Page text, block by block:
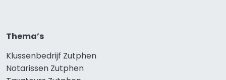
Thema’s
Klussenbedrijf Zutphen
Notarissen Zutphen